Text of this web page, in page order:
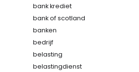
bank krediet
bank of scotland
banken
bedrijf
belasting
belastingdienst